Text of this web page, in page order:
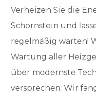
Verheizen Sie die
Schornstein und
regelmäßig warten!
Wartung aller
über modernste
versprechen: Wir